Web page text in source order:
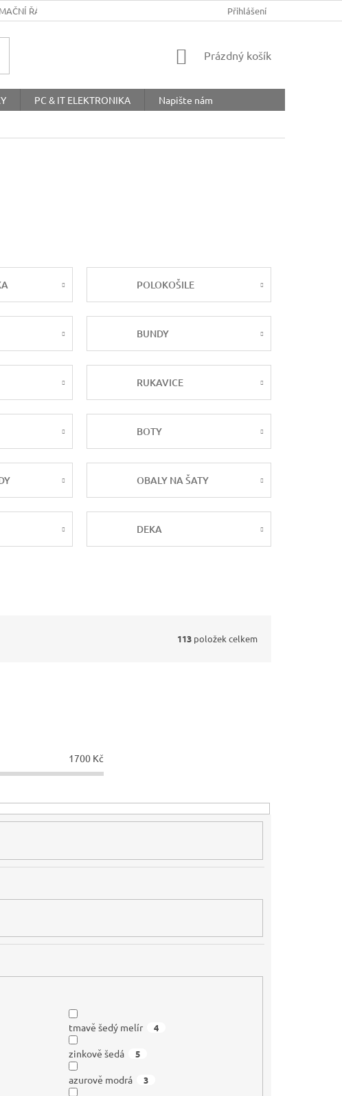
ŘÁD COOKIES OCHRANA
Přihlášení
NÁKUPNÍ
Prázdný košík
PC & IT ELEKTRONIKA
Napište nám
POLOKOŠILE
BUNDY
RUKAVICE
BOTY
OBALY NA ŠATY
DEKA
113 položek celkem
1700 Kč
tmavě šedý melír 4
zinkově šedá 5
azurově modrá 3